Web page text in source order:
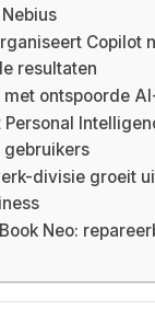
Copilot
resultaten
ontspoorde
Personal
gebruikers
divisie groeit
Neo: